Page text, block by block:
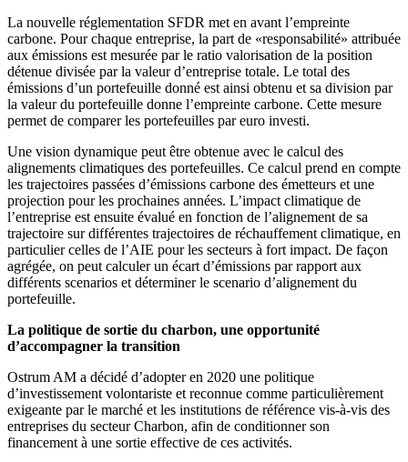
La nouvelle réglementation SFDR met en avant l’empreinte
carbone. Pour chaque entreprise, la part de «responsabilité» attribuée
aux émissions est mesurée par le ratio valorisation de la position
détenue divisée par la valeur d’entreprise totale. Le total des
émissions d’un portefeuille donné est ainsi obtenu et sa division par
la valeur du portefeuille donne l’empreinte carbone. Cette mesure
permet de comparer les portefeuilles par euro investi.
Une vision dynamique peut être obtenue avec le calcul des
alignements climatiques des portefeuilles. Ce calcul prend en compte
les trajectoires passées d’émissions carbone des émetteurs et une
projection pour les prochaines années. L’impact climatique de
l’entreprise est ensuite évalué en fonction de l’alignement de sa
trajectoire sur différentes trajectoires de réchauffement climatique, en
particulier celles de l’AIE pour les secteurs à fort impact. De façon
agrégée, on peut calculer un écart d’émissions par rapport aux
différents scenarios et déterminer le scenario d’alignement du
portefeuille.
La politique de sortie du charbon, une opportunité
d’accompagner la transition
Ostrum AM a décidé d’adopter en 2020 une politique
d’investissement volontariste et reconnue comme particulièrement
exigeante par le marché et les institutions de référence vis-à-vis des
entreprises du secteur Charbon, afin de conditionner son
financement à une sortie effective de ces activités.